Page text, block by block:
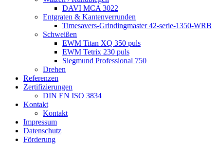
DAVI MCA 3022
Entgraten & Kantenverrunden
Timesavers-Grindingmaster 42-serie-1350-WRB
Schweißen
EWM Titan XQ 350 puls
EWM Tetrix 230 puls
Siegmund Professional 750
Drehen
Referenzen
Zertifizierungen
DIN EN ISO 3834
Kontakt
Kontakt
Impressum
Datenschutz
Förderung